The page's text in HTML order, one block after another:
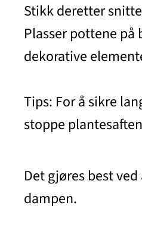
Stikk deretter
Plasser pottene
dekorative
Tips: For å sikre
stoppe
Det gjøres best
dampen.